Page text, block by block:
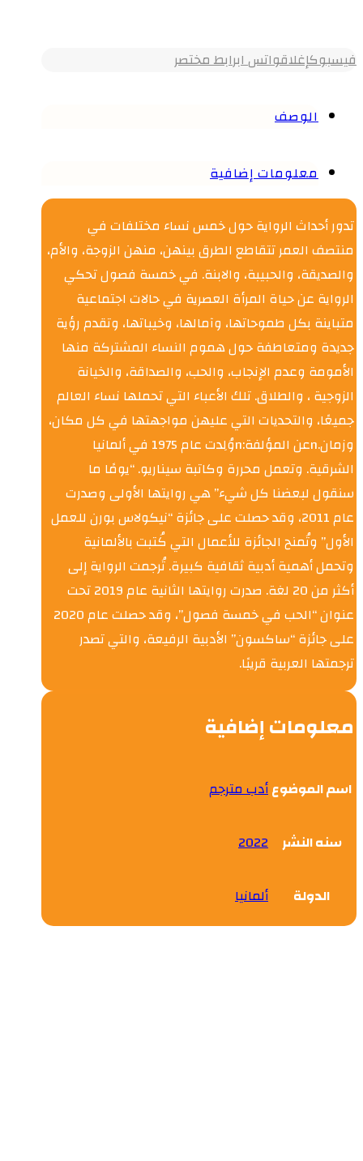
فيسبوكإغلاقواتس ابرابط مختصر
الوصف
معلومات إضافية
تدور أحداث الرواية حول خمس نساء مختلفات في
منتصف العمر تتقاطع الطرق بينهن، منهن الزوجة، والأم،
والصديقة، والحبيبة، والابنة. في خمسة فصول تحكي
الرواية عن حياة المرأة العصرية في حالات اجتماعية
متباينة بكل طموحاتها، وآمالها، وخيباتها، وتقدم رؤية
جديدة ومتعاطفة حول هموم النساء المشتركة منها
الأمومة وعدم الإنجاب، والحب، والصداقة، والخيانة
الزوجية ، والطلاق. تلك الأعباء التي تحملها نساء العالم
جميعًا، والتحديات التي عليهن مواجهتها في كل مكان،
وزمان.nعن المؤلفة:nوُلِدت عام 1975 في ألمانيا
الشرقية. وتعمل محررة وكاتبة سيناريو. “يومًا ما
سنقول لبعضنا كل شيء” هي روايتها الأولى وصدرت
عام 2011، وقد حصلت على جائزة “نيكولاس بورن للعمل
الأول” وتُمنح الجائزة للأعمال التي كُتبت بالألمانية
وتحمل أهمية أدبية ثقافية كبيرة. تُرجمت الرواية إلى
أكثر من 20 لغة. صدرت روايتها الثانية عام 2019 تحت
عنوان “الحب في خمسة فصول”، وقد حصلت عام 2020
على جائزة “ساكسون” الأدبية الرفيعة، والتي تصدر
ترجمتها العربية قريبًا.
معلومات إضافية
اسم الموضوعأدب مترجم
سنه النشر 2022
الدولة ألمانيا